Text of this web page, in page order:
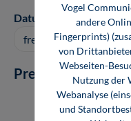
Datum auswählen
Preis auf Anfrage
Vogel
andere
Fingerprints)
von
Webseiten-
Nutzung der
Webanalyse
und